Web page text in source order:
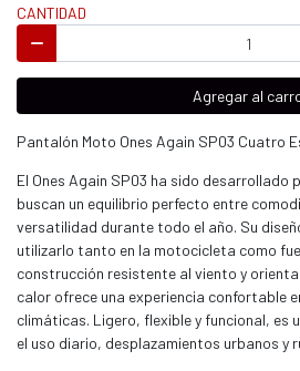
CANTIDAD
Agregar al
Pantalón Moto Ones Again SP03 Cuatro
El Ones Again SP03 ha sido
buscan un equilibrio perfecto entre
versatilidad durante todo el año. Su
utilizarlo tanto en la motocicleta como
construcción resistente al viento y
calor ofrece una experiencia confortable
climáticas. Ligero, flexible y funcional, es
el uso diario, desplazamientos urbanos y